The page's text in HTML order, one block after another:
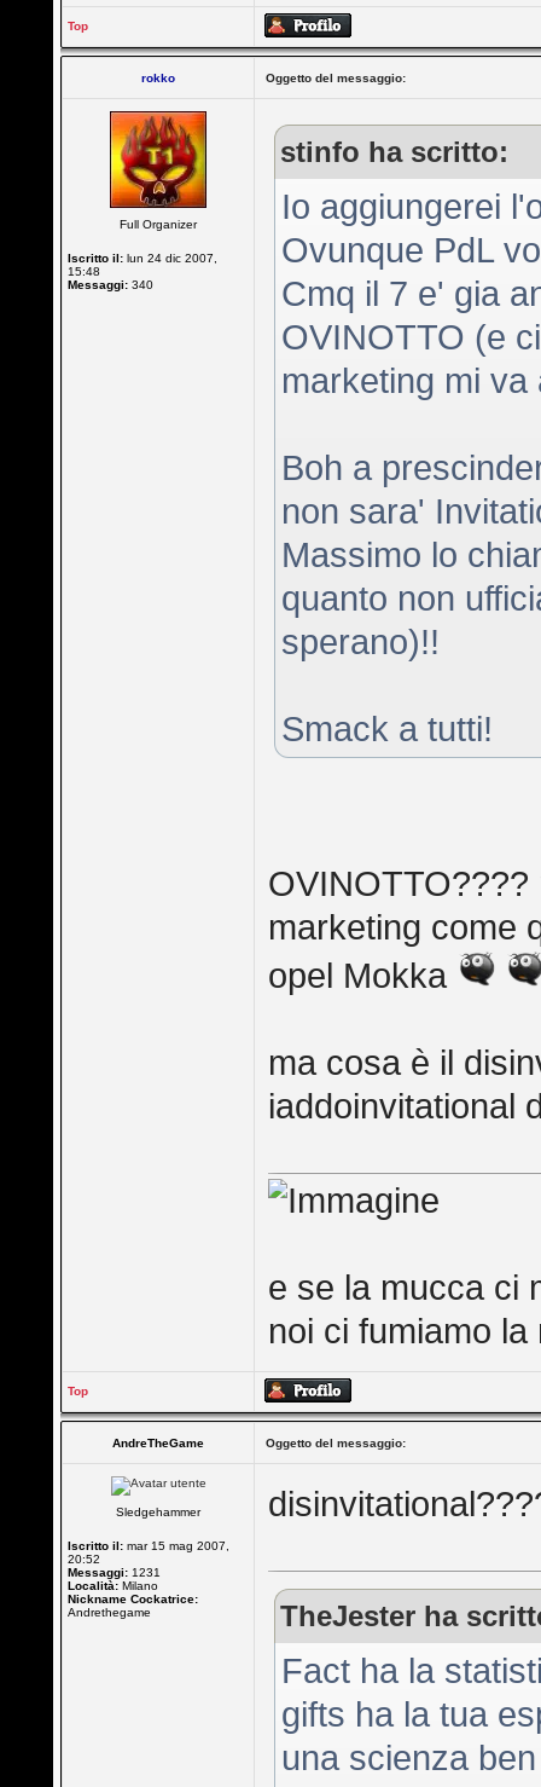
Top
rokko Oggetto del messaggio:
Full Organizer
Iscritto il: lun 24 dic 2007,
15:48
Messaggi: 340
stinfo ha scritto:
Io aggiungerei
Ovunque PdL
Cmq il 7 e' gia
OVINOTTO (e
marketing mi va
Boh a
non sara'
Massimo lo
quanto non
sperano)!!
Smack a tutti!
marketing come
opel Mokka
ma cosa è il
iaddoinvitational
e se la mucca ci
noi ci fumiamo
Top
AndreTheGame Oggetto del messaggio:
Sledgehammer
Iscritto il: mar 15 mag 2007,
20:52
Messaggi: 1231
Località: Milano
Nickname Cockatrice:
Andrethegame
TheJester ha
Fact ha la
gifts ha la tua
una scienza